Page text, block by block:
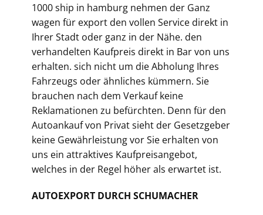
1000 ship in hamburg nehmen der Ganz
wagen für export den vollen Service direkt in
Ihrer Stadt oder ganz in der Nähe. den
verhandelten Kaufpreis direkt in Bar von uns
erhalten. sich nicht um die Abholung Ihres
Fahrzeugs oder ähnliches kümmern. Sie
brauchen nach dem Verkauf keine
Reklamationen zu befürchten. Denn für den
Autoankauf von Privat sieht der Gesetzgeber
keine Gewährleistung vor Sie erhalten von
uns ein attraktives Kaufpreisangebot,
welches in der Regel höher als erwartet ist.
AUTOEXPORT DURCH SCHUMACHER